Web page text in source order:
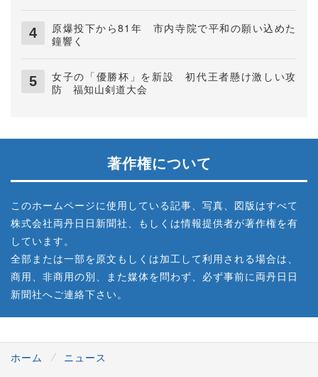
原爆投下から81年 市内寺院で平和の願い込めた
鐘響く
女子の「優勝杯」を新設 初代王者懸け激しい攻
防 福知山剣道大会
著作権について
このホームページに使用している記事、写真、図版はすべて
株式会社両丹日日新聞社、もしくは情報提供者が著作権を有
しています。
全部または一部を原文もしくは加工して利用される場合は、
商用、非商用の別、また媒体を問わず、必ず事前に両丹日日
新聞社へご連絡下さい。
ホーム
ニュース